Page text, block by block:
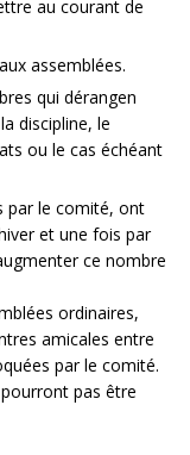
au courant de
assemblées.
qui dérangen
discipline, le
ou le cas échéant
par le comité, ont
et une fois par
ce nombre
ordinaires,
amicales entre
par le comité.
pas être